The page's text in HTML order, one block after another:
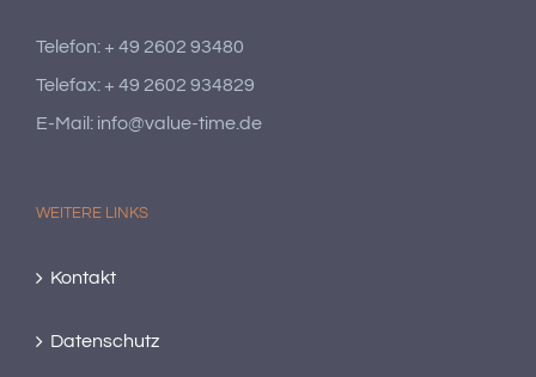
Telefon: + 49 2602 93480
Telefax: + 49 2602 934829
E-Mail: info@value-time.de
WEITERE LINKS
Kontakt
Datenschutz